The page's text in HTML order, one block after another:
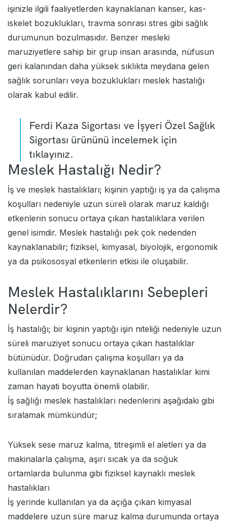
işinizle ilgili faaliyetlerden kaynaklanan kanser, kas-
iskelet bozuklukları, travma sonrası stres gibi sağlık
durumunun bozulmasıdır. Benzer mesleki
maruziyetlere sahip bir grup insan arasında, nüfusun
geri kalanından daha yüksek sıklıkta meydana gelen
sağlık sorunları veya bozuklukları meslek hastalığı
olarak kabul edilir.
Ferdi Kaza Sigortası ve İşyeri Özel Sağlık
Sigortası ürününü incelemek için
tıklayınız.
Meslek Hastalığı Nedir?
İş ve meslek hastalıkları; kişinin yaptığı iş ya da çalışma
koşulları nedeniyle uzun süreli olarak maruz kaldığı
etkenlerin sonucu ortaya çıkan hastalıklara verilen
genel isimdir. Meslek hastalığı pek çok nedenden
kaynaklanabilir; fiziksel, kimyasal, biyolojik, ergonomik
ya da psikososyal etkenlerin etkisi ile oluşabilir.
Meslek Hastalıklarını Sebepleri
Nelerdir?
İş hastalığı; bir kişinin yaptığı işin niteliği nedeniyle uzun
süreli maruziyet sonucu ortaya çıkan hastalıklar
bütünüdür. Doğrudan çalışma koşulları ya da
kullanılan maddelerden kaynaklanan hastalıklar kimi
zaman hayati boyutta önemli olabilir.
İş sağlığı meslek hastalıkları nedenlerini aşağıdaki gibi
sıralamak mümkündür;
Yüksek sese maruz kalma, titreşimli el aletleri ya da
makinalarla çalışma, aşırı sıcak ya da soğuk
ortamlarda bulunma gibi fiziksel kaynaklı meslek
hastalıkları
İş yerinde kullanılan ya da açığa çıkan kimyasal
maddelere uzun süre maruz kalma durumunda ortaya